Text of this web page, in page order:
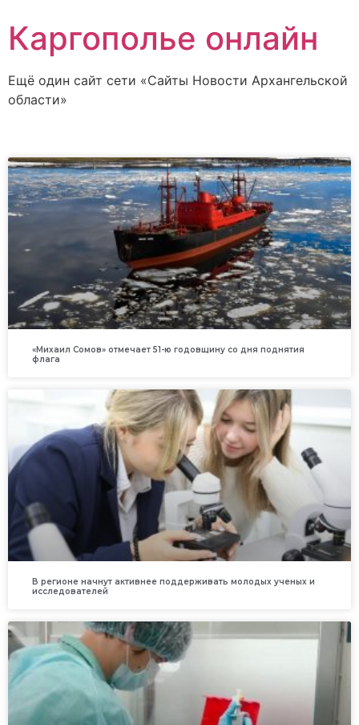
Каргополье онлайн
Ещё один сайт сети «Сайты Новости Архангельской
области»
«Михаил Сомов» отмечает 51-ю годовщину со дня поднятия
флага
В регионе начнут активнее поддерживать молодых ученых и
исследователей